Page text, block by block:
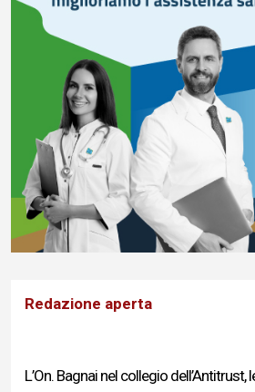
Redazione aperta
L’On. Bagnai nel collegio